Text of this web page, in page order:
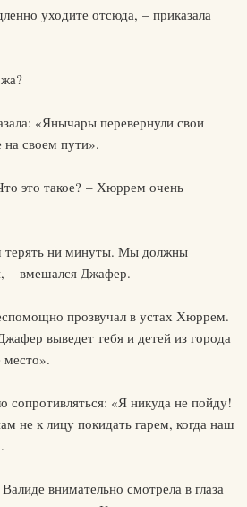
уходите отсюда, – приказала
«Янычары перевернули свои
на своем пути».
это такое? – Хюррем очень
ни минуты. Мы должны
– вмешался Джафер.
прозвучал в устах Хюррем.
выведет тебя и детей из города
место».
«Я никуда не пойду!
не к лицу покидать гарем, когда наш
внимательно смотрела в глаза